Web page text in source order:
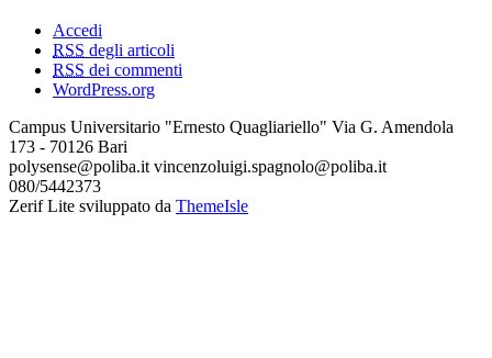
Accedi
RSS degli articoli
RSS dei commenti
WordPress.org
Campus Universitario "Ernesto Quagliariello" Via G. Amendola
173 - 70126 Bari
polysense@poliba.it vincenzoluigi.spagnolo@poliba.it
080/5442373
Zerif Lite sviluppato da ThemeIsle